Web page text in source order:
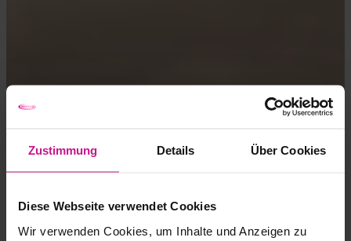
Zustimmung Details Über Cookies
Diese Webseite verwendet Cookies
Wir verwenden Cookies, um Inhalte und Anzeigen zu